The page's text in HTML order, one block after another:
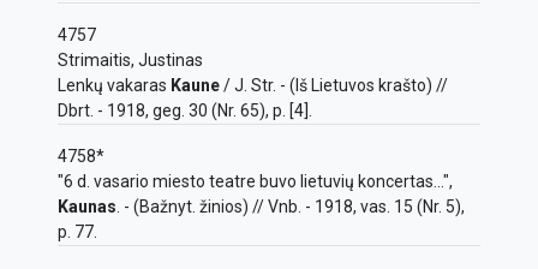
4757
Strimaitis, Justinas
Lenkų vakaras Kaune/ J. Str. - (Iš Lietuvos krašto) //
Dbrt. - 1918, geg. 30 (Nr. 65), p. [4].
4758*
"6 d. vasario miesto teatre buvo lietuvių koncertas...",
Kaunas . - (Bažnyt. žinios) // Vnb. - 1918, vas. 15 (Nr. 5),
p. 77.